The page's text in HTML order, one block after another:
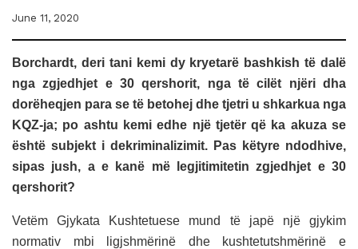
June 11, 2020
Borchardt, deri tani kemi dy kryetarë bashkish të dalë
nga zgjedhjet e 30 qershorit, nga të cilët njëri dha
dorëheqjen para se të betohej dhe tjetri u shkarkua nga
KQZ-ja; po ashtu kemi edhe një tjetër që ka akuza se
është subjekt i dekriminalizimit. Pas këtyre ndodhive,
sipas jush, a e kanë më legjitimitetin zgjedhjet e 30
qershorit?
Vetëm Gjykata Kushtetuese mund të japë një gjykim
normativ mbi ligjshmërinë dhe kushtetutshmërinë e